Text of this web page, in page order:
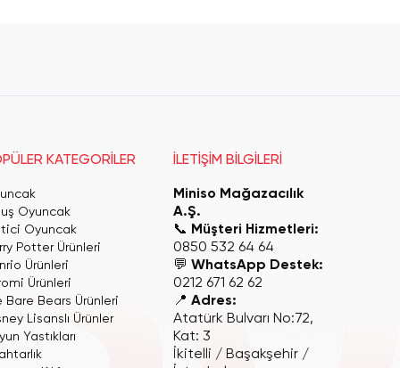
KATEGORİLER
Oyuncak
Oyuncak
Potter Ürünleri
Ürünleri
Ürünleri
Bare Bears Ürünleri
Lisanslı Ürünler
Yastıkları
İLETİŞİM BİLGİLERİ
Miniso Mağazacılık
A.Ş.
📞 Müşteri Hizmetleri:
0850 532 64 64
💬WhatsApp Destek:
0212 671 62 62
📍Adres:
Atatürk Bulvarı No:72,
Kat: 3
İkitelli / Başakşehir /